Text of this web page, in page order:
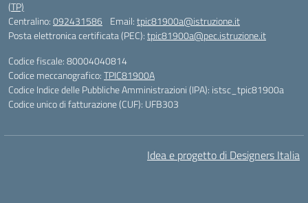
(TP)
Centralino:092431586 Email:tpic81900a@istruzione.it
Posta elettronica certificata (PEC):tpic81900a@pec.istruzione.it
Codice fiscale: 80004040814
Codice meccanografico:TPIC81900A
Codice Indice delle Pubbliche Amministrazioni (IPA): istsc_tpic81900a
Codice unico di fatturazione (CUF): UFB303
Idea e progetto di Designers Italia